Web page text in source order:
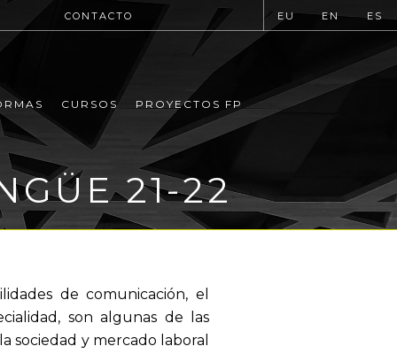
CONTACTO EU EN ES
CURSOS PROYECTOS FP
21-22
de comunicación, el
son algunas de las
sociedad y mercado laboral